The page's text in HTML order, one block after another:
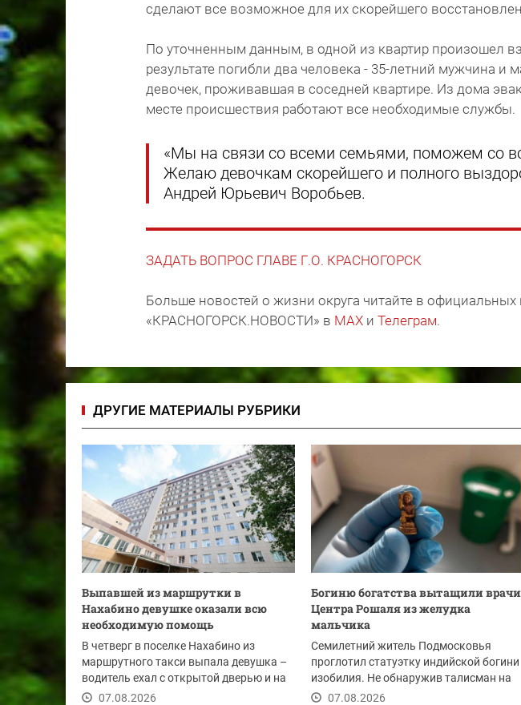
сделают все возможное для их скорейшего
По уточненным данным, в одной из квартир произошел
результате погибли два человека - 35-летний мужчина и
девочек, проживавшая в соседней квартире. Из дома
месте происшествия работают все необходимые службы.
«Мы на связи со всеми семьями, поможем со
Желаю девочкам скорейшего и полного
Андрей Юрьевич Воробьев.
ЗАДАТЬ ВОПРОС ГЛАВЕ Г.О. КРАСНОГОРСК
Больше новостей о жизни округа читайте в официальных
«КРАСНОГОРСК.НОВОСТИ» в MAX и Телеграм.
ДРУГИЕ МАТЕРИАЛЫ РУБРИКИ
Выпавшей из маршрутки в
Нахабино девушке оказали всю
необходимую помощь
В четверг в поселке Нахабино из
маршрутного такси выпала девушка –
водитель ехал с открытой дверью и на
лежачем...
07.08.2026
Богиню богатства вытащили врачи
Центра Рошаля из желудка
мальчика
Семилетний житель Подмосковья
проглотил статуэтку индийской богини
изобилия. Не обнаружив талисман на
привычном...
07.08.2026